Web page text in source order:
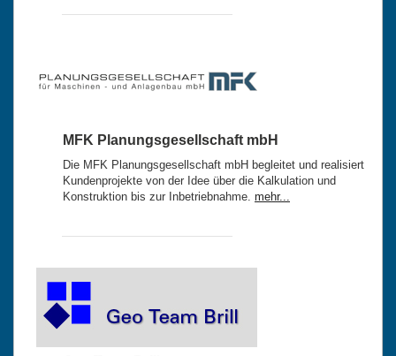
MFK Planungsgesellschaft mbH
Die MFK Planungsgesellschaft mbH begleitet und realisiert
Kundenprojekte von der Idee über die Kalkulation und
Konstruktion bis zur Inbetriebnahme. mehr...